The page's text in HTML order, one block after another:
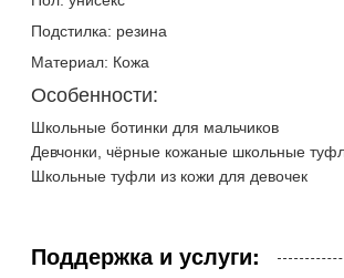
Подстилка: резина
Материал: Кожа
Особенности:
Школьные ботинки для мальчиков
Девчонки, чёрные кожаные школьные
Школьные туфли из кожи для девочек
Поддержка и услуги: